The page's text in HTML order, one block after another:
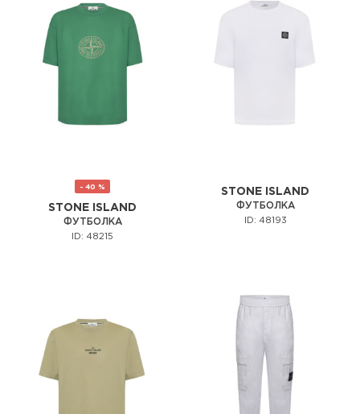
- 40 %
STONE ISLAND
ФУТБОЛКА
ID: 48215
STONE ISLAND
ФУТБОЛКА
ID: 48193